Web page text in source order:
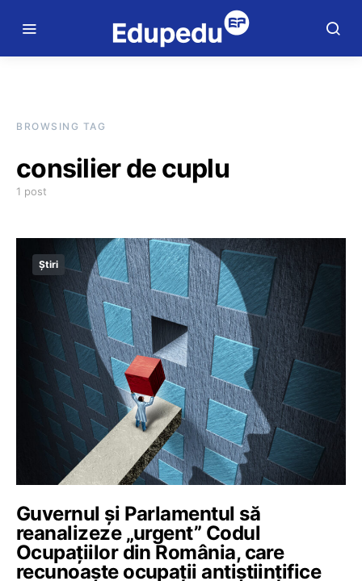
BROWSING TAG
consilier de cuplu
1 post
Știri
Guvernul și Parlamentul să
reanalizeze „urgent” Codul
Ocupațiilor din România, care
recunoaște ocupații antiștiințifice